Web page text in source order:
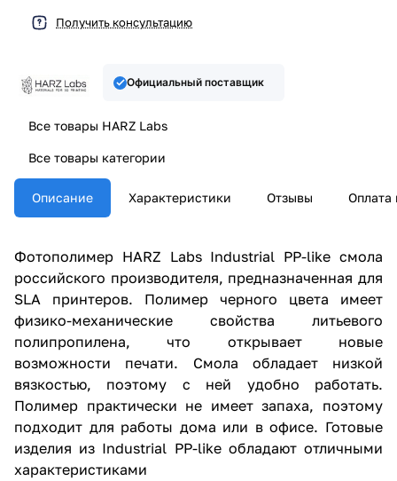
Получить консультацию
Официальный поставщик
Все товары HARZ Labs
Все товары категории
Описание Характеристики Отзывы Оплата
Фотополимер HARZ Labs Industrial PP-like смола
российского производителя, предназначенная для
SLA принтеров. Полимер черного цвета имеет
физико-механические свойства литьевого
полипропилена, что открывает новые
возможности печати. Смола обладает низкой
вязкостью, поэтому с ней удобно работать.
Полимер практически не имеет запаха, поэтому
подходит для работы дома или в офисе. Готовые
изделия из Industrial PP-like обладают отличными
характеристиками